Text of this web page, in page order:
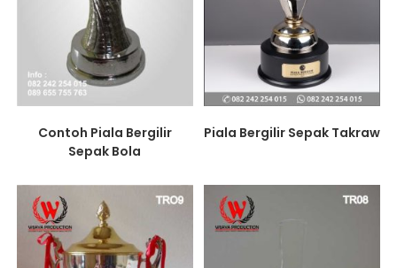
Contoh Piala Bergilir
Sepak Bola
Piala Bergilir Sepak Takraw